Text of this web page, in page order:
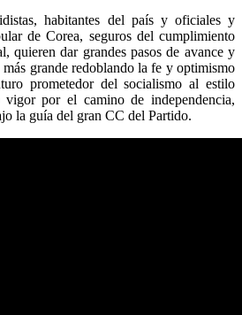
habitantes del país y oficiales y
de Corea, seguros del cumplimiento
quieren dar grandes pasos de avance y
grande redoblando la fe y optimismo
prometedor del socialismo al estilo
vigor por el camino de independencia,
la guía del gran CC del Partido.